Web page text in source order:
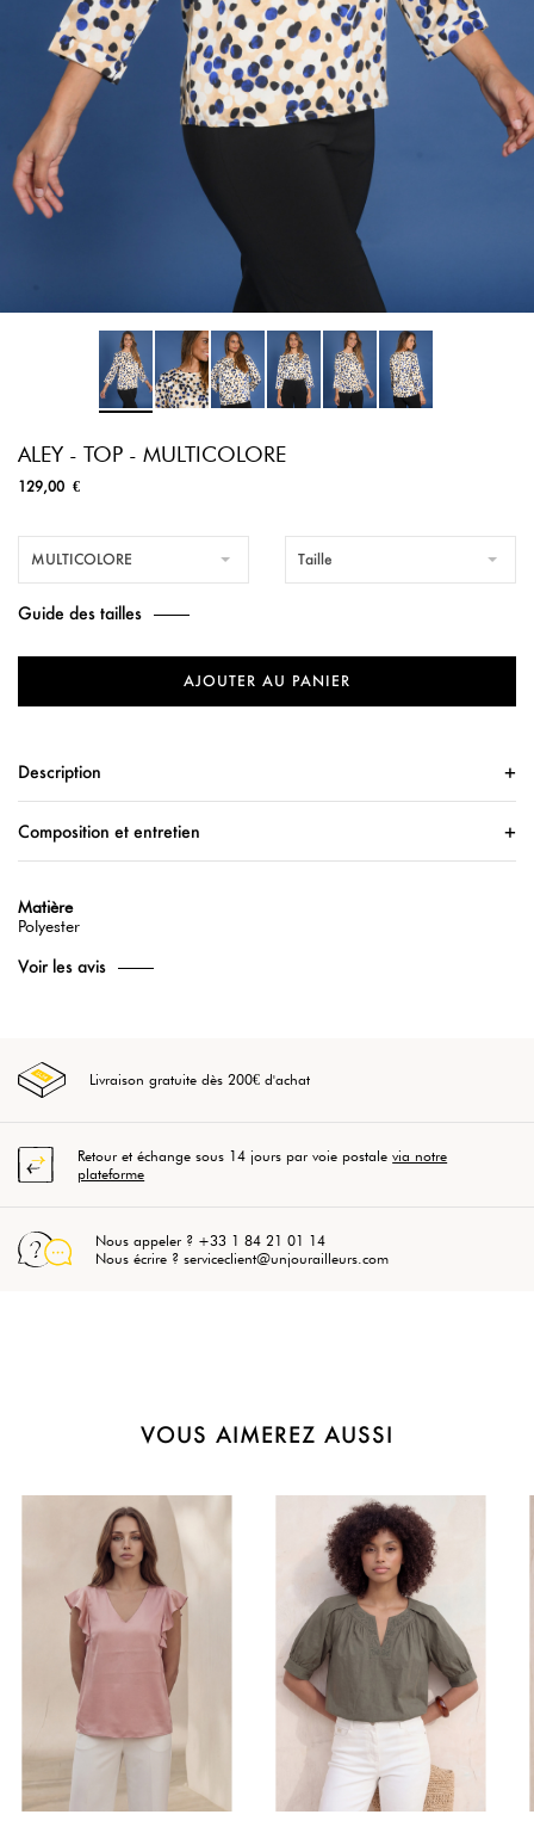
ALEY - TOP - MULTICOLORE
129,00 €
MULTICOLORE Taille
Guide des tailles
AJOUTER AU PANIER
Description
Composition et entretien
Matière
Polyester
Voir les avis
Livraison gratuite dès 200€ d'achat
Retour et échange sous 14 jours par voie postalevia notre
plateforme
Nous appeler ? +33 1 84 21 01 14
Nous écrire ? serviceclient@unjourailleurs.com
VOUS AIMEREZ AUSSI